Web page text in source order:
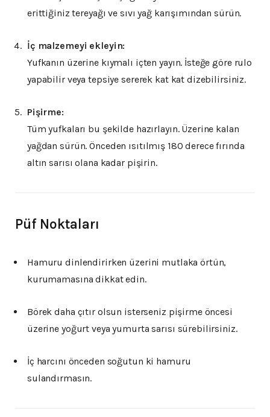
erittiğiniz tereyağı ve sıvı yağ karışımından sürün.
İç malzemeyi ekleyin:
Yufkanın üzerine kıymalı içten yayın. İsteğe göre rulo
yapabilir veya tepsiye sererek kat kat dizebilirsiniz.
Pişirme:
Tüm yufkaları bu şekilde hazırlayın. Üzerine kalan
yağdan sürün. Önceden ısıtılmış 180 derece fırında
altın sarısı olana kadar pişirin.
Püf Noktaları
Hamuru dinlendirirken üzerini mutlaka örtün,
kurumamasına dikkat edin.
Börek daha çıtır olsun isterseniz pişirme öncesi
üzerine yoğurt veya yumurta sarısı sürebilirsiniz.
İç harcını önceden soğutun ki hamuru
sulandırmasın.